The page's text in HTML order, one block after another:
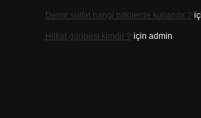
Demir sülfat hangi bitkilerde kullanılır ?
Hilkat garibesi kimdir ? için admin